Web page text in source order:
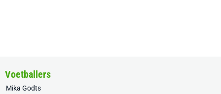
Voetballers
Mika Godts